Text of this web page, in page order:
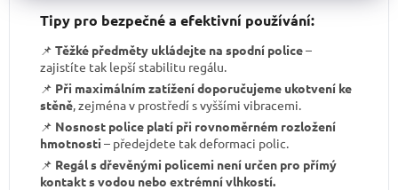
Tipy pro bezpečné a efektivní používání:
📌 Těžké předměty ukládejte na spodní police–
zajistíte tak lepší stabilitu regálu.
📌 Při maximálním zatížení doporučujeme ukotvení ke
stěně, zejména v prostředí s vyššími vibracemi.
📌 Nosnost police platí při rovnoměrném rozložení
hmotnosti – předejdete tak deformaci polic.
📌 Regál s dřevěnými policemi není určen pro přímý
kontakt s vodou nebo extrémní vlhkostí.